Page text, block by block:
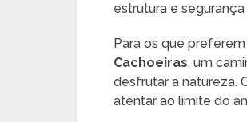
estrutura e
Para os que
Cachoeiras, um
desfrutar a natureza.
atentar ao limite do